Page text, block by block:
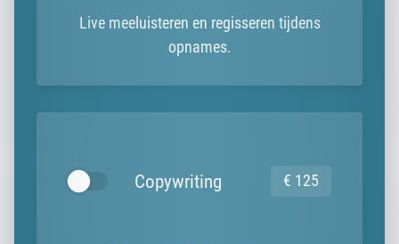
Live meeluisteren en regisseren tijdens
opnames.
€ 125
Copywriting